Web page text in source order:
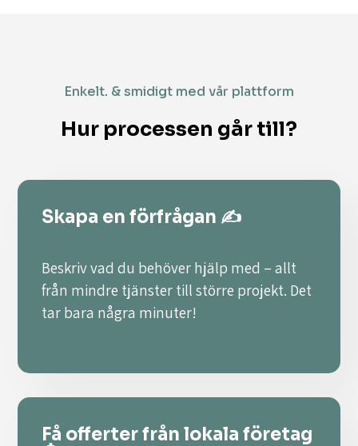
Enkelt. & smidigt med vår plattform
Hur processen går till?
Skapa en förfrågan ✍️
Beskriv vad du behöver hjälp med – allt
från mindre tjänster till större projekt. Det
tar bara några minuter!
Få offerter från lokala företag